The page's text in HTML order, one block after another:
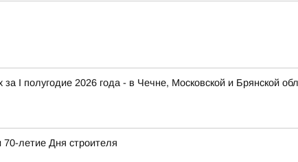
I полугодие 2026 года - в Чечне, Московской и Брянской
летие Дня строителя